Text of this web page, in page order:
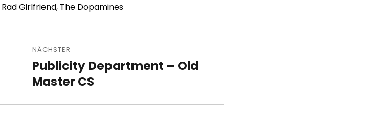
Rad Girlfriend, The Dopamines
NÄCHSTER
Nächster
Beitrag:
Publicity Department – Old
Master CS